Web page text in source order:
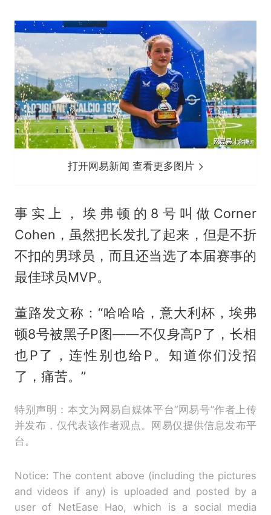
打开网易新闻 查看更多图片
事实上，埃弗顿的8号叫做Corner
Cohen，虽然把长发扎了起来，但是不折
不扣的男球员，而且还当选了本届赛事的
最佳球员MVP。
董路发文称：“哈哈哈，意大利杯，埃弗
顿8号被黑子P图——不仅身高P了，长相
也P了，连性别也给P。知道你们没招
了，痛苦。”
特别声明：本文为网易自媒体平台“网易号”作者上传
并发布，仅代表该作者观点。网易仅提供信息发布平
台。
Notice: The content above (including the pictures
and videos if any) is uploaded and posted by a
user of NetEase Hao, which is a social media